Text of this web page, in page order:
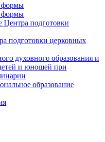
формы
формы
Центра подготовки
подготовки церковных
духовного образования и
и юношей при
образование